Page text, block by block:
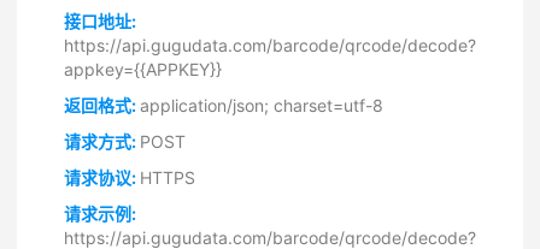
接口地址:
https://api.gugudata.com/barcode/qrcode/decode?
appkey={{APPKEY}}
返回格式:application/json; charset=utf-8
请求方式: POST
请求协议: HTTPS
请求示例:
https://api.gugudata.com/barcode/qrcode/decode?